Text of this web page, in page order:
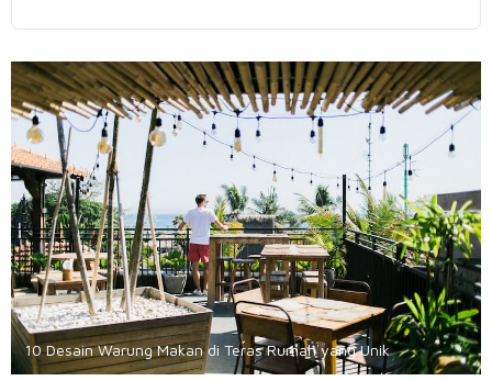
10 Desain Warung Makan di Teras Rumah yang Unik